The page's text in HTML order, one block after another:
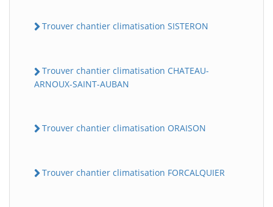
Trouver chantier climatisation SISTERON
Trouver chantier climatisation CHATEAU-
ARNOUX-SAINT-AUBAN
Trouver chantier climatisation ORAISON
Trouver chantier climatisation FORCALQUIER